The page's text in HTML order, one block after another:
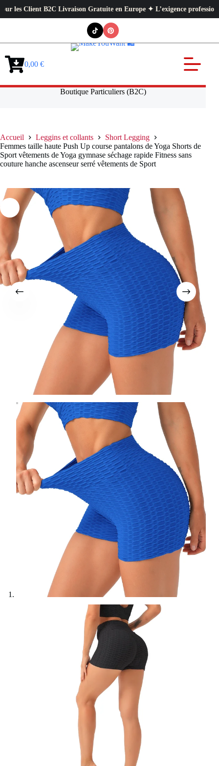
Client B2C Livraison Gratuite en Europe ✦ L’exigence
Panier0,00 €
Boutique Particuliers (B2C)
Accueil Leggins et collants
Short Legging
Femmes taille haute Push Up course pantalons de Yoga Shorts de
Sport vêtements de Yoga gymnase séchage rapide Fitness sans
couture hanche ascenseur serré vêtements de Sport